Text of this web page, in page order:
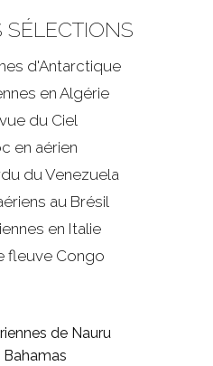
d'Antarctique
en Algérie
du Ciel
en aérien
du Venezuela
au Brésil
en Italie
fleuve Congo
de Nauru
Bahamas